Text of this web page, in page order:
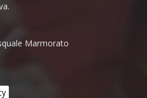
Marmorato